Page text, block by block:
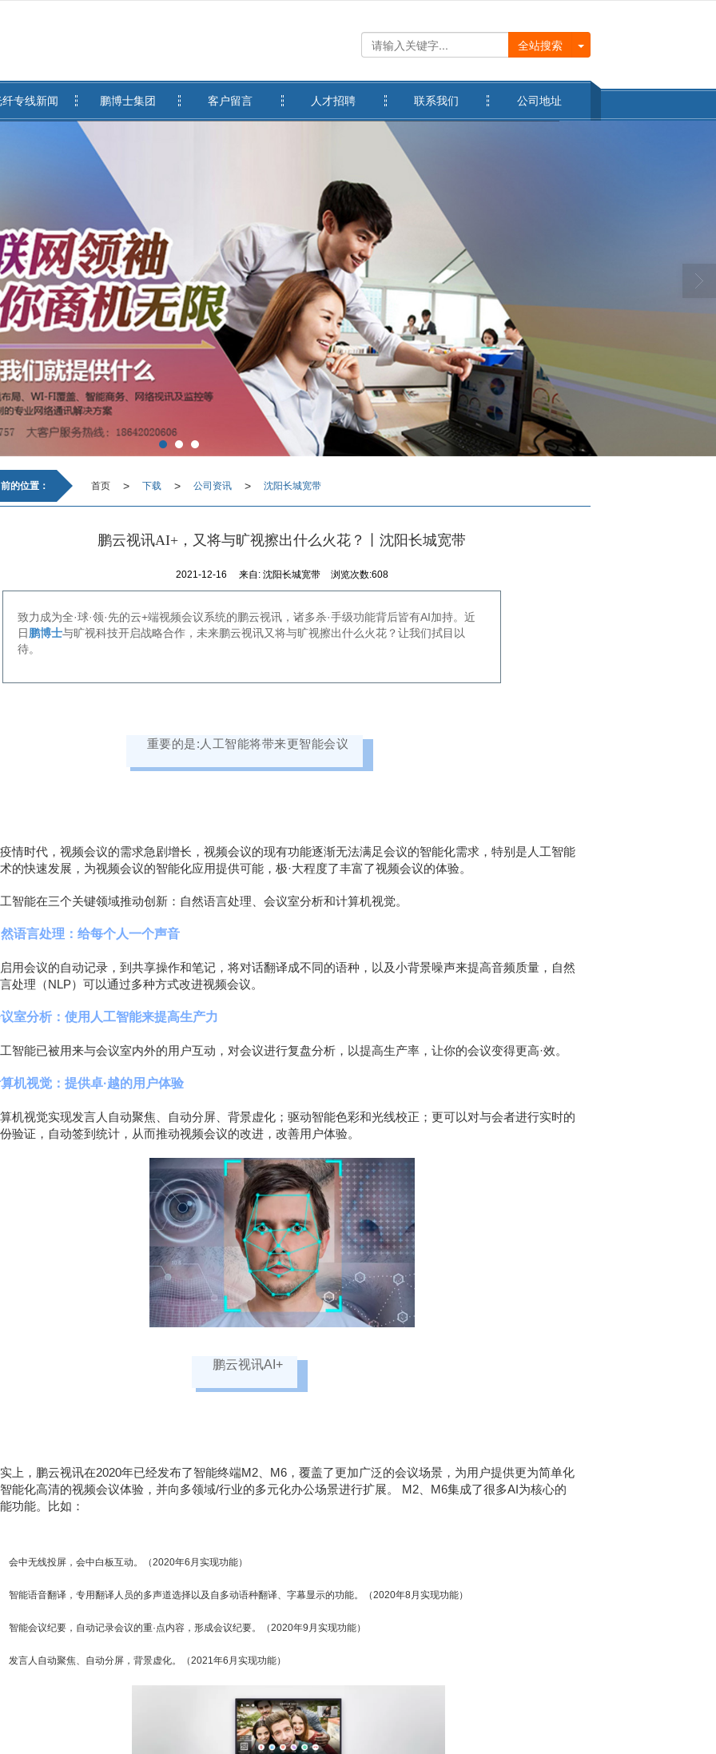
全站搜索
纤专线新闻 鹏博士集团 客户留言 人才招聘 联系我们 公司地址
的位置： 首页 > 下载 > 公司资讯 > 沈阳长城宽带
鹏云视讯AI+，又将与旷视擦出什么火花？丨沈阳长城宽带
2021-12-16 来自: 沈阳长城宽带 浏览次数:608
致力成为全·球·领·先的云+端视频会议系统的鹏云视讯，诸多杀·手级功能背后皆有AI加持。近
日 鹏博士与旷视科技开启战略合作，未来鹏云视讯又将与旷视擦出什么火花？让我们拭目以
待。
重要的是:人工智能将带来更智能会议
情时代，视频会议的需求急剧增长，视频会议的现有功能逐渐无法满足会议的智能化需求，特别是人工智能
的快速发展，为视频会议的智能化应用提供可能，极·大程度了丰富了视频会议的体验。
智能在三个关键领域推动创新：自然语言处理、会议室分析和计算机视觉。
语言处理：给每个人一个声音
用会议的自动记录，到共享操作和笔记，将对话翻译成不同的语种，以及小背景噪声来提高音频质量，自然
处理（NLP）可以通过多种方式改进视频会议。
室分析：使用人工智能来提高生产力
智能已被用来与会议室内外的用户互动，对会议进行复盘分析，以提高生产率，让你的会议变得更高·效。
机视觉：提供卓·越的用户体验
机视觉实现发言人自动聚焦、自动分屏、背景虚化；驱动智能色彩和光线校正；更可以对与会者进行实时的
验证，自动签到统计，从而推动视频会议的改进，改善用户体验。
鹏云视讯AI+
上，鹏云视讯在2020年已经发布了智能终端M2、M6，覆盖了更加广泛的会议场景，为用户提供更为简单化
能化高清的视频会议体验，并向多领域/行业的多元化办公场景进行扩展。 M2、M6集成了很多AI为核心的
功能。比如：
会中无线投屏，会中白板互动。（2020年6月实现功能）
智能语音翻译，专用翻译人员的多声道选择以及自多动语种翻译、字幕显示的功能。（2020年8月实现功能）
智能会议纪要，自动记录会议的重·点内容，形成会议纪要。（2020年9月实现功能）
发言人自动聚焦、自动分屏，背景虚化。（2021年6月实现功能）